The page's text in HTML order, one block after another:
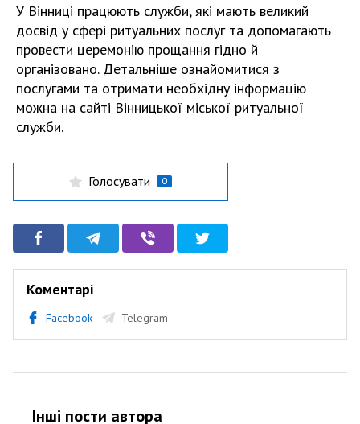
У Вінниці працюють служби, які мають великий
досвід у сфері ритуальних послуг та допомагають
провести церемонію прощання гідно й
організовано. Детальніше ознайомитися з
послугами та отримати необхідну інформацію
можна на сайті Вінницької міської ритуальної
служби.
Голосувати 0
Коментарі
Facebook Telegram
Інші пости автора